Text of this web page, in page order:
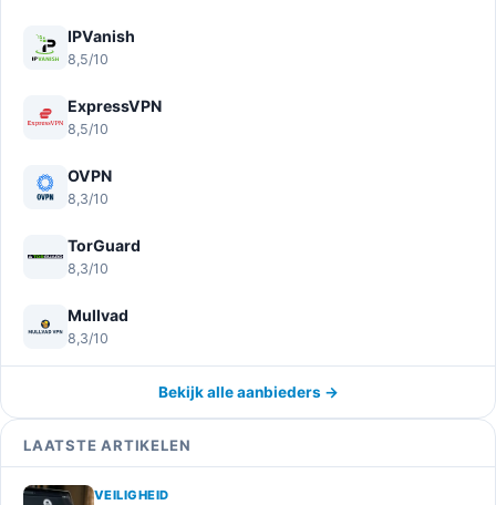
IPVanish
8,5/10
ExpressVPN
8,5/10
OVPN
8,3/10
TorGuard
8,3/10
Mullvad
8,3/10
Bekijk alle aanbieders →
LAATSTE ARTIKELEN
VEILIGHEID